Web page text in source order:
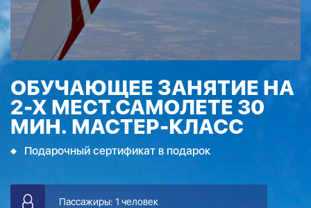
ОБУЧАЮЩЕЕ ЗАНЯТИЕ НА
2-Х МЕСТ.САМОЛЕТЕ 30
МИН. МАСТЕР-КЛАСС
Подарочный сертификат в подарок
Пассажиры: 1 человек